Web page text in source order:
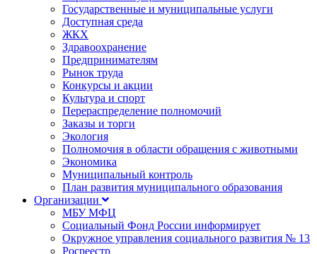
Государственные и муниципальные услуги
Доступная среда
ЖКХ
Здравоохранение
Предпринимателям
Рынок труда
Конкурсы и акции
Культура и спорт
Перераспределение полномочий
Заказы и торги
Экология
Полномочия в области обращения с животными
Экономика
Муниципальный контроль
План развития муниципального образования
Организации
МБУ МФЦ
Социальный Фонд России информирует
Окружное управления социального развития № 13
Росреестр